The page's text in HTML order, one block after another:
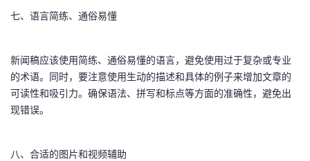
七、语言简练、通俗易懂
新闻稿应该使用简练、通俗易懂的语言，避免使用过于复杂或专业
的术语。同时，要注意使用生动的描述和具体的例子来增加文章的
可读性和吸引力。确保语法、拼写和标点等方面的准确性，避免出
现错误。
八、合适的图片和视频辅助